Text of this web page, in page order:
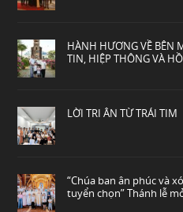
HÀNH HƯƠNG VỀ BÊN
TIN, HIỆP THÔNG VÀ
LỜI TRI ÂN TỪ TRÁI TIM
“Chúa ban ân phúc và
tuyển chọn” Thánh lễ